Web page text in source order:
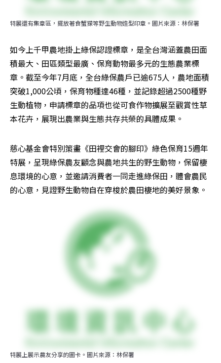
特展還有集章區，擺放著食蟹獴等野生動物造型印章。圖片來源：林保署
如今上千甲農地掛上綠保認證標章，是全台灣涵蓋農田面
積最大、田區類型最廣、保育動物最多元的生態農業標
章。截至今年7月底，全台綠保農戶已逾675人，農地面積
突破1,000公頃，保育物種達46種，並記錄超過2500種野
生動植物，申請標章的品項也從可食作物擴展至觀賞性草
本花卉，展現出農業與生態共存共榮的具體成果。
慈心基金會特別策畫《田裡交會的腳印》綠色保育15週年
特展，呈現綠保農友顧念與農地共生的野生動物，保留棲
息環境的心意，並邀請消費者一同走進綠保田，體會農民
的心意，見證野生動物自在穿梭於農田棲地的美好景象。
特展上展示農友分享的圖卡。圖片來源：林保署